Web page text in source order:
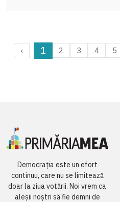
‹ 1 2 3 4 5
Democrația este un efort
continuu, care nu se limitează
doar la ziua votării. Noi vrem ca
aleșii noștri să fie demni de